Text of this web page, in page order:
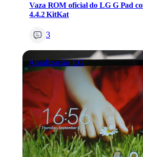
Vaza ROM oficial do LG G Pad
4.4.2 KitKat
3
Atualização LG